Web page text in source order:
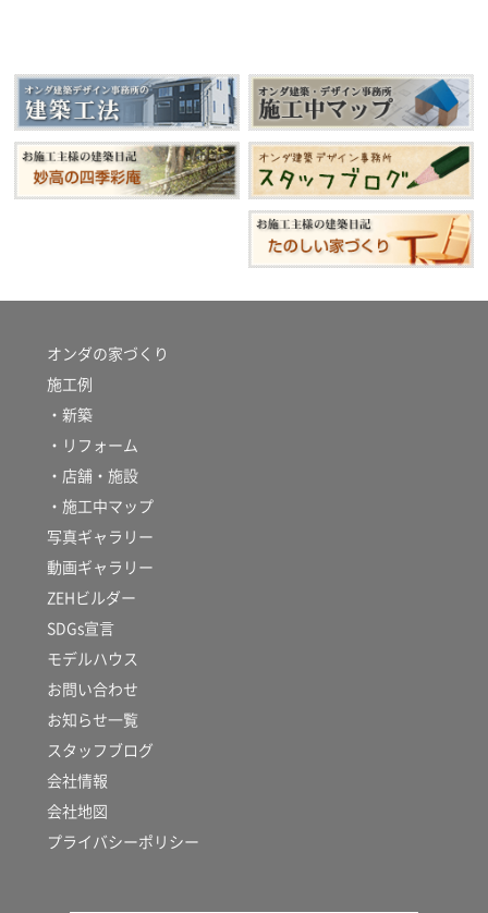
オンダの家づくり
施工例
・新築
・リフォーム
・店舗・施設
・施工中マップ
写真ギャラリー
動画ギャラリー
ZEHビルダー
SDGs宣言
モデルハウス
お問い合わせ
お知らせ一覧
スタッフブログ
会社情報
会社地図
プライバシーポリシー